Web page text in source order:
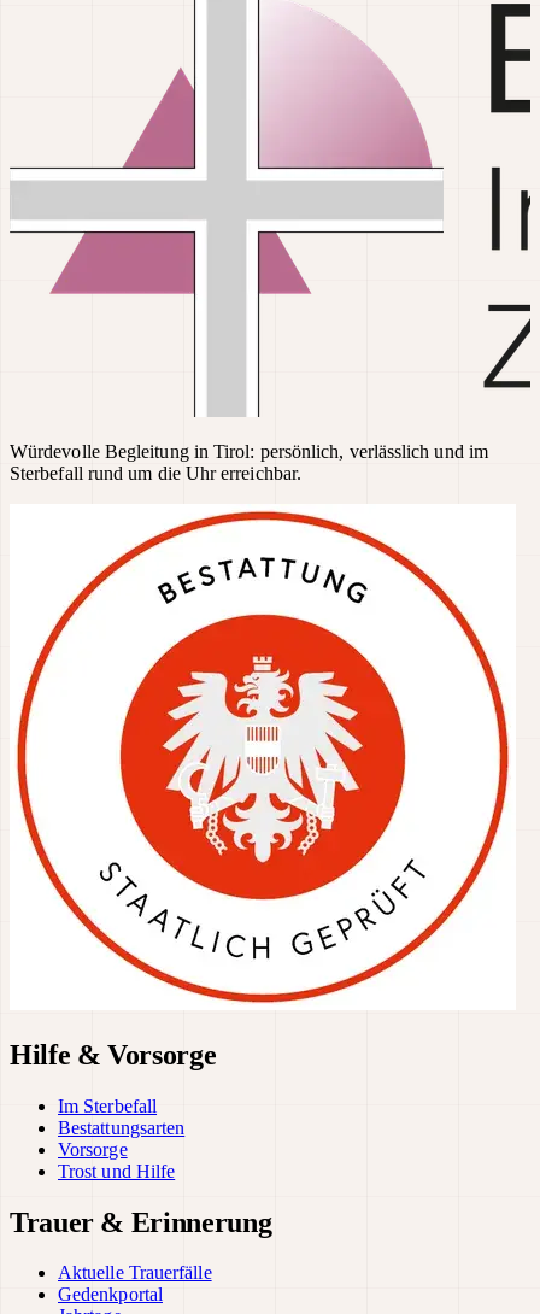
Würdevolle Begleitung in Tirol: persönlich, verlässlich und im
Sterbefall rund um die Uhr erreichbar.
Hilfe & Vorsorge
Im Sterbefall
Bestattungsarten
Vorsorge
Trost und Hilfe
Trauer & Erinnerung
Aktuelle Trauerfälle
Gedenkportal